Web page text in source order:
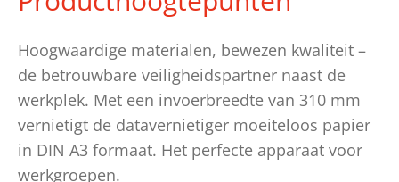
Hoogwaardige materialen, bewezen kwaliteit –
de betrouwbare veiligheidspartner naast de
werkplek. Met een invoerbreedte van 310 mm
vernietigt de datavernietiger moeiteloos papier
in DIN A3 formaat. Het perfecte apparaat voor
werkgroepen.